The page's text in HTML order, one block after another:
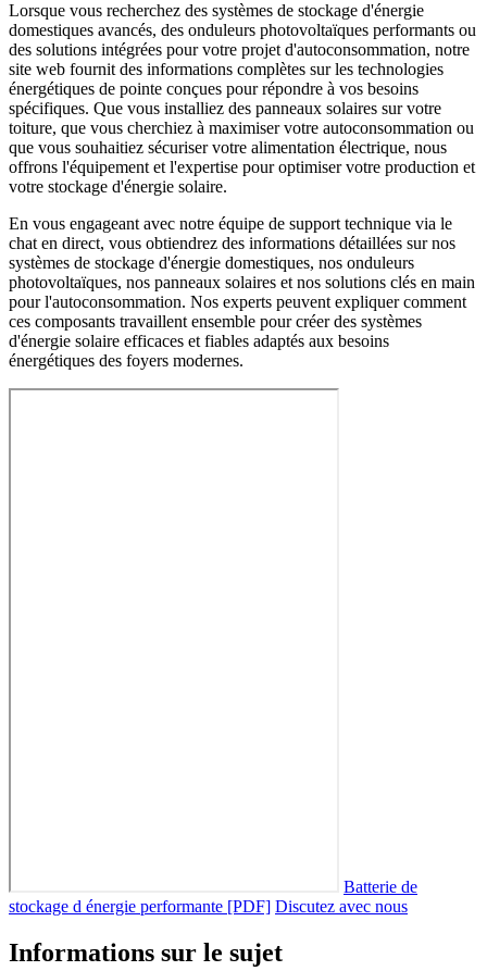
Lorsque vous recherchez des systèmes de stockage d'énergie
domestiques avancés, des onduleurs photovoltaïques performants ou
des solutions intégrées pour votre projet d'autoconsommation, notre
site web fournit des informations complètes sur les technologies
énergétiques de pointe conçues pour répondre à vos besoins
spécifiques. Que vous installiez des panneaux solaires sur votre
toiture, que vous cherchiez à maximiser votre autoconsommation ou
que vous souhaitiez sécuriser votre alimentation électrique, nous
offrons l'équipement et l'expertise pour optimiser votre production et
votre stockage d'énergie solaire.
En vous engageant avec notre équipe de support technique via le
chat en direct, vous obtiendrez des informations détaillées sur nos
systèmes de stockage d'énergie domestiques, nos onduleurs
photovoltaïques, nos panneaux solaires et nos solutions clés en main
pour l'autoconsommation. Nos experts peuvent expliquer comment
ces composants travaillent ensemble pour créer des systèmes
d'énergie solaire efficaces et fiables adaptés aux besoins
énergétiques des foyers modernes.
Batterie de
stockage d énergie performante [PDF] Discutez avec nous
Informations sur le sujet